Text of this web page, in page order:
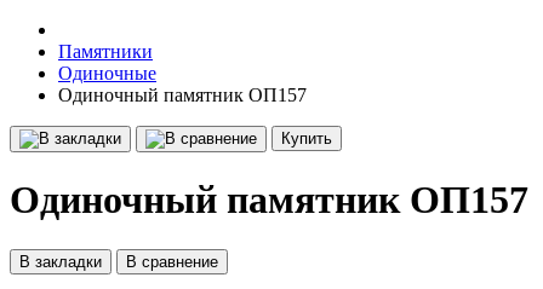
Памятники
Одиночные
Одиночный памятник ОП157
Купить
Одиночный памятник ОП157
В закладки В сравнение